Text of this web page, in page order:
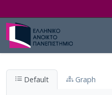
Default Graph